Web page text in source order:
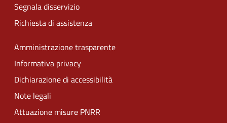
Segnala disservizio
Richiesta di assistenza
Amministrazione trasparente
Informativa privacy
Dichiarazione di accessibilità
Note legali
Attuazione misure PNRR